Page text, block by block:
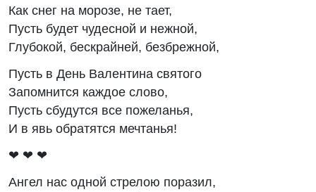
Как снег на морозе, не тает,
Пусть будет чудесной и нежной,
Глубокой, бескрайней, безбрежной,
Пусть в День Валентина святого
Запомнится каждое слово,
Пусть сбудутся все пожеланья,
И в явь обратятся мечтанья!
❤ ❤ ❤
Ангел нас одной стрелою поразил,